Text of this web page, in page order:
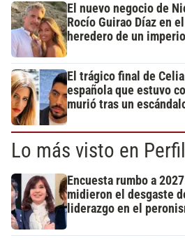
El nuevo negocio de
Rocío Guirao Díaz en
heredero de un
El trágico final de
española que estuvo
murió tras un
Lo más visto en Perfil
Encuesta rumbo a
midieron el desgaste
liderazgo en el